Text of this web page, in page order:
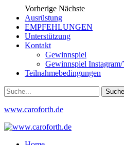
Vorherige Nächste
Ausrüstung
EMPFEHLUNGEN
Unterstützung
Kontakt
Gewinnspiel
Gewinnspiel
Teilnahmebedingungen
www.caroforth.de